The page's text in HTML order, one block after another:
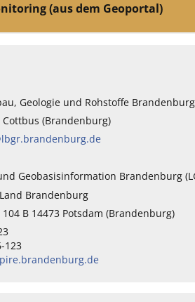
(aus dem Geoportal)
Geologie und Rohstoffe Brandenburg
(Brandenburg)
Geobasisinformation Brandenburg
Brandenburg
B 14473 Potsdam (Brandenburg)
123